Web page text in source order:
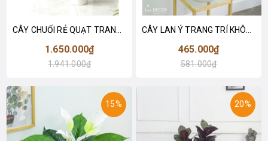
1.650.000₫
1.941.000₫
465.000₫
581.000₫
15% 20%